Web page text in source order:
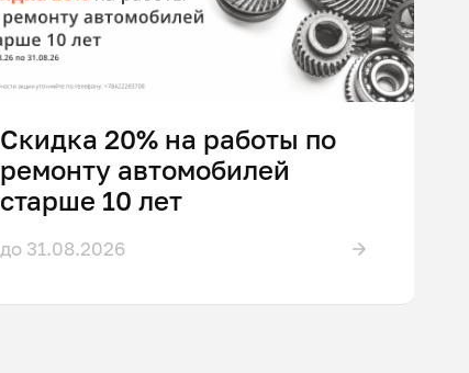
Скидка 20% на работы по
ремонту автомобилей
старше 10 лет
до 31.08.2026